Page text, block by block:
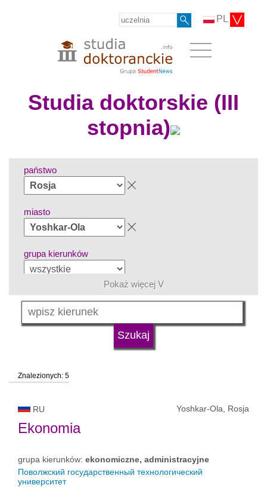
PL
Studia doktorskie (III
stopnia)
państwo
miasto
grupa kierunków
język
status uczelni
Pokaż więcej V
Znalezionych: 5
RU Yoshkar-Ola, Rosja
Ekonomia
grupa kierunków: ekonomiczne, administracyjne
Поволжский государственный технологический
университет